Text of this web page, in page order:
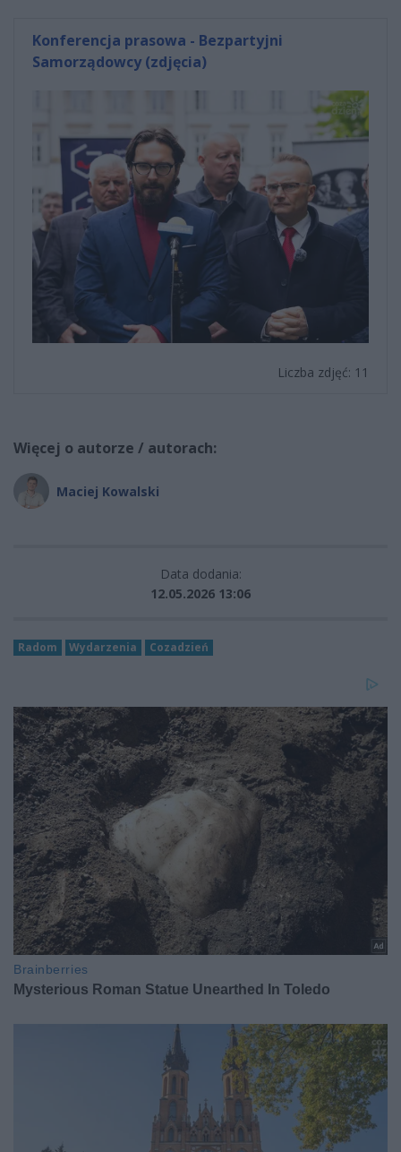
Konferencja prasowa - Bezpartyjni
Samorządowcy (zdjęcia)
Liczba zdjęć: 11
Więcej o autorze / autorach:
Maciej Kowalski
Data dodania:
12.05.2026 13:06
Radom Wydarzenia Cozadzień